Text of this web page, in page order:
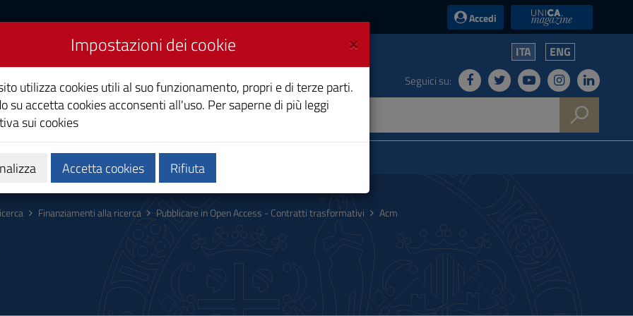
Accedi UniCA News
di Cagliari
ITA ENG
Seguici su:
Ricerca Società e territorio
Finanziamenti alla ricerca Pubblicare in Open Access - Contratti trasformativi Acm
×
Impostazioni dei cookie
utilizza cookies utili al suo funzionamento, propri e di terze parti.
su accetta cookies acconsenti all'uso. Per saperne di più leggi
sui cookies
Accetta cookies Rifiuta